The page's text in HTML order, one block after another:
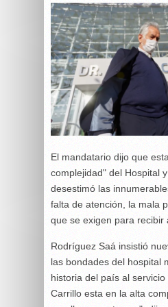
El mandatario dijo que
complejidad" del Hospital
desestimó las
falta de atención, la mala
que se exigen para recibir
Rodríguez Saá insistió
las bondades del hospital
historia del país al
Carrillo esta en la alta